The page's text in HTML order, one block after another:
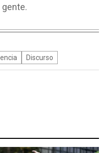
gente.
Discurso